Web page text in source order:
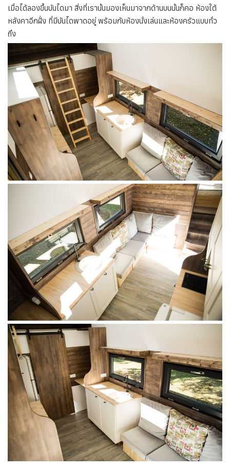
เมื่อได้ลองขึ้นบันไดมา สิ่งที่เรานั้นมองเห็นมาจากด้านบนนั้นก็คอ ห้องใต้
หลังคาอีกฝั่ง ที่มีบันไดพาดอยู่ พร้อมกับห้องนั่งเล่นและห้องครัวแบบทั่ว
ถึง